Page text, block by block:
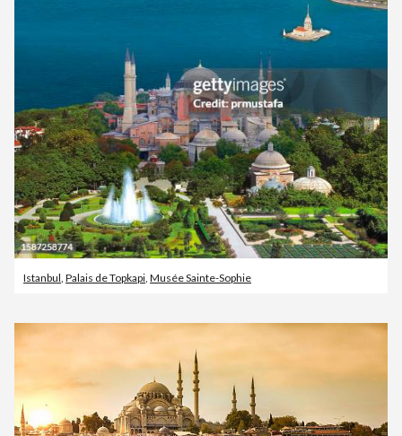
Istanbul, Palais de Topkapi, Musée Sainte-Sophie